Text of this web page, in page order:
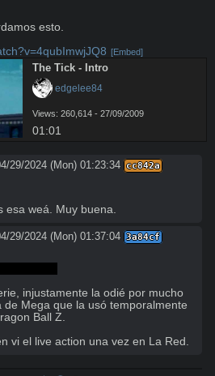
esto.
[Embed]
The Tick - Intro
edgelee84
Views: 260,614 - 27/09/2009
01:01
29/2024 (Mon) 01:23:34 cc842a
esa weá. Muy buena.
29/2024 (Mon) 01:37:04 3a84cf
injustamente la odié por mucho
de Mega que la usó temporalmente
Ball Z.
vi el live action una vez en La Red.